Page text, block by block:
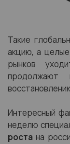
Такие
акцию, а
рынков
продолжают
Интересный
неделю
роста на